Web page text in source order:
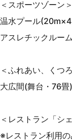
＜スポーツゾーン＞
温水プール
アスレチックルーム
＜ふれあい、くつ
大広間(舞台・76
＜レストラン「シ
※レストラン利用